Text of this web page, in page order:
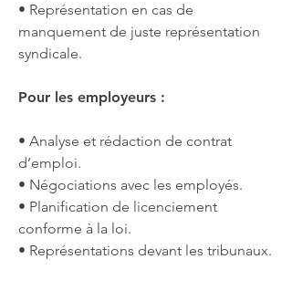
• Représentation en cas de
manquement de juste représentation
syndicale.
Pour les employeurs :
• Analyse et rédaction de contrat
d’emploi.
• Négociations avec les employés.
• Planification de licenciement
conforme à la loi.
• Représentations devant les tribunaux.